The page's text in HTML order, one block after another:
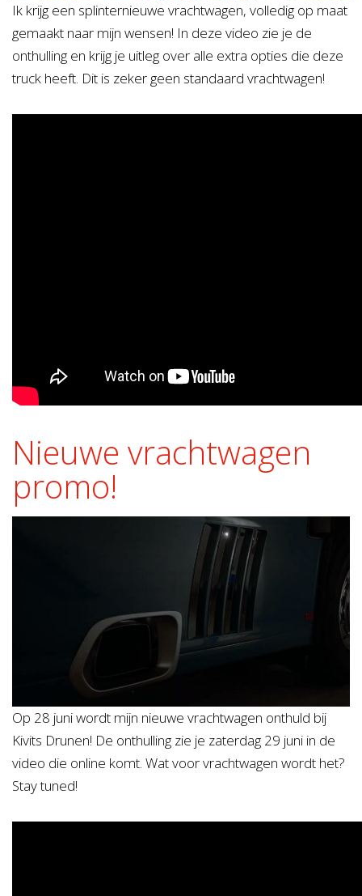
Ik krijg een splinternieuwe vrachtwagen, volledig op maat
gemaakt naar mijn wensen! In deze video zie je de
onthulling en krijg je uitleg over alle extra opties die deze
truck heeft. Dit is zeker geen standaard vrachtwagen!
Nieuwe vrachtwagen
promo!
Op 28 juni wordt mijn nieuwe vrachtwagen onthuld bij
Kivits Drunen! De onthulling zie je zaterdag 29 juni in de
video die online komt. Wat voor vrachtwagen wordt het?
Stay tuned!